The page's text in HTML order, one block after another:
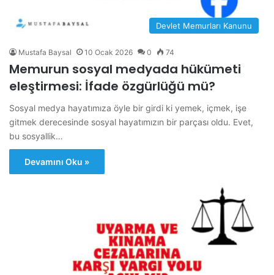
Devlet Memurları Kanunu
Mustafa Baysal 10 Ocak 2026 0 74
Memurun sosyal medyada hükümeti
eleştirmesi: İfade özgürlüğü mü?
Sosyal medya hayatımıza öyle bir girdi ki yemek, içmek, işe
gitmek derecesinde sosyal hayatımızın bir parçası oldu. Evet,
bu sosyallik…
Devamını Oku »